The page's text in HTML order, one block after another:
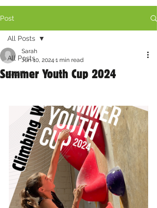
Post
All Posts
CWIF
All Posts
Summer Youth Cup 2024
Sarah
Jun 10, 2024 1 min read